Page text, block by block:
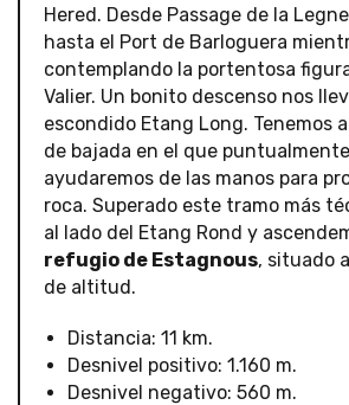
Hered. Desde Passage de la
hasta el Port de Barloguera
contemplando la portentosa
Valier. Un bonito descenso nos
escondido Etang Long. Tenemos
de bajada en el que
ayudaremos de las manos para
roca. Superado este tramo más
al lado del Etang Rond y
refugio de Estagnous, situado
de altitud.
Distancia: 11 km.
Desnivel positivo: 1.160 m.
Desnivel negativo: 560 m.